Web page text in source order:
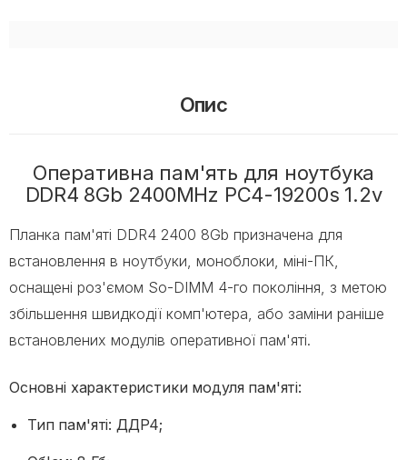
Опис
Оперативна пам'ять для ноутбука
DDR4 8Gb 2400MHz PC4-19200s 1.2v
Планка пам'яті DDR4 2400 8Gb призначена для
встановлення в ноутбуки, моноблоки, міні-ПК,
оснащені роз'ємом So-DIMM 4-го покоління, з метою
збільшення швидкодії комп'ютера, або заміни раніше
встановлених модулів оперативної пам'яті.
Основні характеристики модуля пам'яті:
Тип пам'яті: ДДР4;